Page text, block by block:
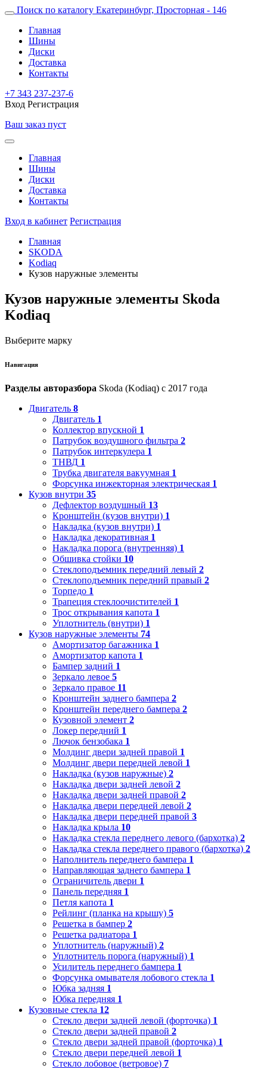
Поиск по каталогу Екатеринбург, Просторная - 146
Главная
Шины
Диски
Доставка
Контакты
+7 343 237-237-6
Вход Регистрация
Ваш заказ пуст
Главная
Шины
Диски
Доставка
Контакты
Вход в кабинет Регистрация
Главная
SKODA
Kodiaq
Кузов наружные элементы
Кузов наружные элементы Skoda
Kodiaq
Выберите марку
Навигация
Разделы авторазбора Skoda (Kodiaq) с 2017 года
Двигатель 8
Двигатель 1
Коллектор впускной 1
Патрубок воздушного фильтра 2
Патрубок интеркулера 1
ТНВД 1
Трубка двигателя вакуумная 1
Форсунка инжекторная электрическая 1
Кузов внутри 35
Дефлектор воздушный 13
Кронштейн (кузов внутри) 1
Накладка (кузов внутри) 1
Накладка декоративная 1
Накладка порога (внутренняя) 1
Обшивка стойки 10
Стеклоподъемник передний левый 2
Стеклоподъемник передний правый 2
Торпедо 1
Трапеция стеклоочистителей 1
Трос открывания капота 1
Уплотнитель (внутри) 1
Кузов наружные элементы 74
Амортизатор багажника 1
Амортизатор капота 1
Бампер задний 1
Зеркало левое 5
Зеркало правое 11
Кронштейн заднего бампера 2
Кронштейн переднего бампера 2
Кузовной элемент 2
Локер передний 1
Лючок бензобака 1
Молдинг двери задней правой 1
Молдинг двери передней левой 1
Накладка (кузов наружные) 2
Накладка двери задней левой 2
Накладка двери задней правой 2
Накладка двери передней левой 2
Накладка двери передней правой 3
Накладка крыла 10
Накладка стекла переднего левого (бархотка) 2
Накладка стекла переднего правого (бархотка) 2
Наполнитель переднего бампера 1
Направляющая заднего бампера 1
Ограничитель двери 1
Панель передняя 1
Петля капота 1
Рейлинг (планка на крышу) 5
Решетка в бампер 2
Решетка радиатора 1
Уплотнитель (наружный) 2
Уплотнитель порога (наружный) 1
Усилитель переднего бампера 1
Форсунка омывателя лобового стекла 1
Юбка задняя 1
Юбка передняя 1
Кузовные стекла 12
Стекло двери задней левой (форточка) 1
Стекло двери задней правой 2
Стекло двери задней правой (форточка) 1
Стекло двери передней левой 1
Стекло лобовое (ветровое) 7